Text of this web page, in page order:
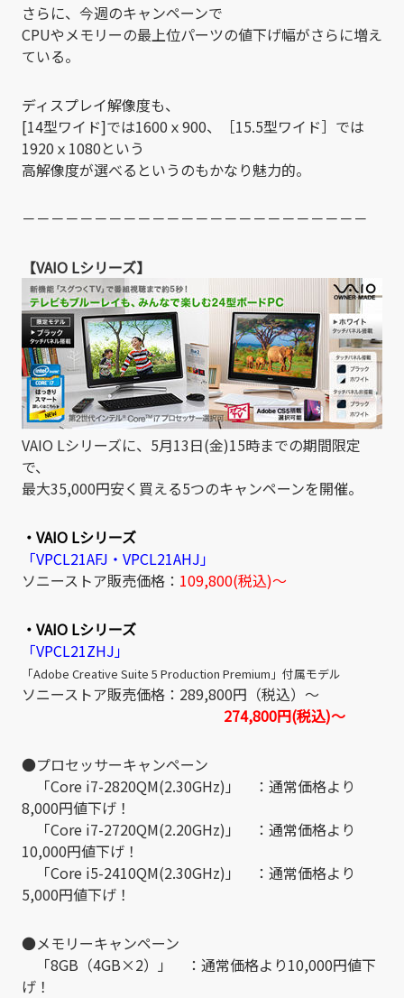
さらに、今週のキャンペーンで
CPUやメモリーの最上位パーツの値下げ幅がさらに増え
ている。
ディスプレイ解像度も、
[14型ワイド]では1600ｘ900、［15.5型ワイド］では
1920ｘ1080という
高解像度が選べるというのもかなり魅力的。
－－－－－－－－－－－－－－－－－－－－－－－－
【VAIO Lシリーズ】
VAIO Lシリーズに、5月13日(金)15時までの期間限定
で、
最大35,000円安く買える5つのキャンペーンを開催。
・VAIO Lシリーズ
「VPCL21AFJ・VPCL21AHJ」
ソニーストア販売価格： 109,800(税込)～
・VAIO Lシリーズ
「VPCL21ZHJ」
「Adobe Creative Suite 5 Production Premium」付属モデル
ソニーストア販売価格：289,800円（税込）～
274,800円(税込)～
●プロセッサーキャンペーン
「Core i7-2820QM(2.30GHz)」 ：通常価格より
8,000円値下げ！
「Core i7-2720QM(2.20GHz)」 ：通常価格より
10,000円値下げ！
「Core i5-2410QM(2.30GHz)」 ：通常価格より
5,000円値下げ！
●メモリーキャンペーン
「8GB（4GB×2）」 ：通常価格より10,000円値下
げ！